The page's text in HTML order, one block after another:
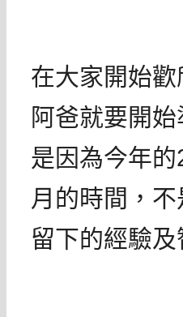
在大家開始
阿爸就要開
是因為今年
月的時間，
留下的經驗